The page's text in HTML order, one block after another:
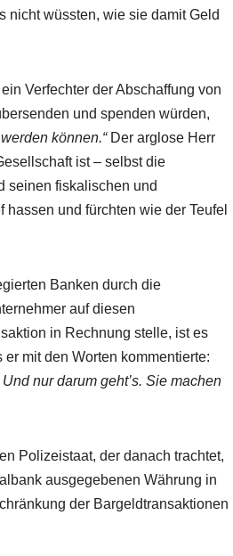
nicht wüssten, wie sie damit Geld
Verfechter der Abschaffung von
und spenden würden,
können.“Der arglose Herr
ist – selbst die
seinen fiskalischen und
und fürchten wie der Teufel
Banken durch die
auf diesen
in Rechnung stelle, ist es
mit den Worten kommentierte:
nur darum geht’s. Sie machen
Polizeistaat, der danach trachtet,
ausgegebenen Währung in
der Bargeldtransaktionen